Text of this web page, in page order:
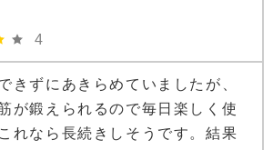
4
きずにあきらめていましたが、
が鍛えられるので毎日楽しく使
れなら長続きしそうです。結果